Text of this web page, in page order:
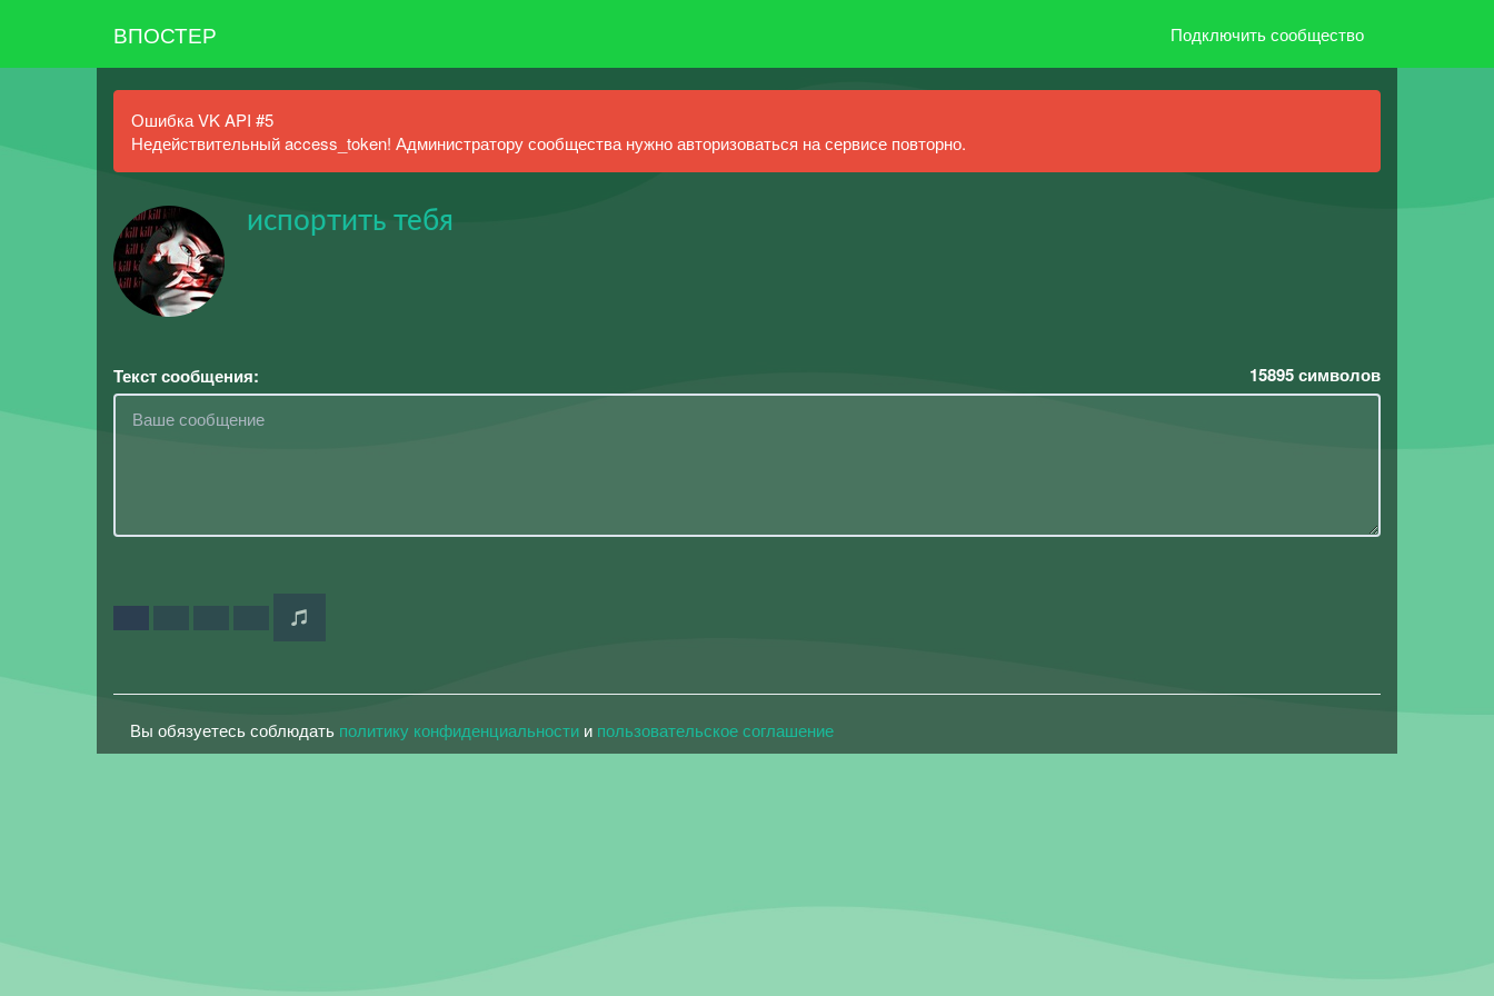
ВПОСТЕР Подключить сообщество
Ошибка VK API #5
Недействительный access_token! Администратору сообщества нужно авторизоваться на сервисе повторно.
испортить тебя
Текст сообщения: 15895символов
Вы обязуетесь соблюдать политику конфиденциальности и пользовательское соглашение